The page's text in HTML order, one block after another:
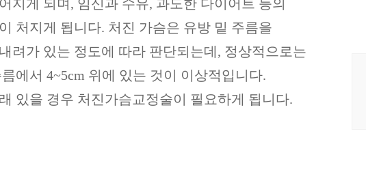
지게 되며, 임신과 수유, 과도한 다이어트 등의
처지게 됩니다. 처진 가슴은 유방 밑 주름을
려가 있는 정도에 따라 판단되는데, 정상적으로는
에서 4~5cm 위에 있는 것이 이상적입니다.
있을 경우 처진가슴교정술이 필요하게 됩니다.